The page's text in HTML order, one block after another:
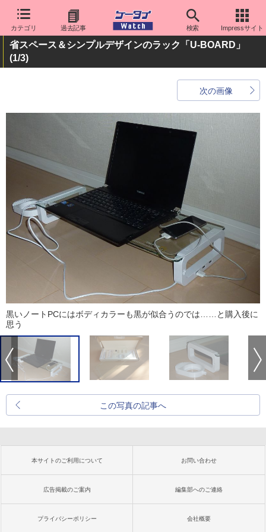
カテゴリ 過去記事 検索 Impressサイト
省スペース＆シンプルデザインのラック「U-BOARD」
(1/3)
次の画像
黒いノートPCにはボディカラーも黒が似合うのでは……と購入後に
思う
この写真の記事へ
本サイトのご利用について お問い合わせ
広告掲載のご案内 編集部へのご連絡
プライバシーポリシー 会社概要